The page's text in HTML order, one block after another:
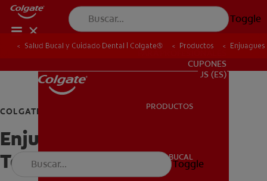
Toggle
SALUD BUCAL
PARA PROFESIONALES
CUPONES
US (ES)
PRODUCTOS
SALUD BUCAL
Toggle
Salud Bucal y Cuidado Dental | Colgate® Productos
COLGATE TOTAL
Enjuague bucal Colgate
Total® Peppermint